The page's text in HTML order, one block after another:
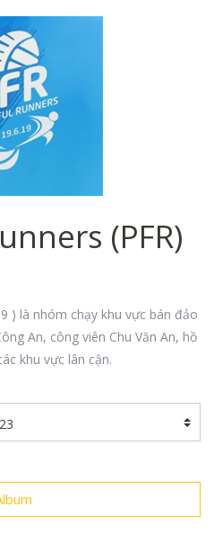
(PFR)
) là nhóm chạy khu vực bán đảo
An, công viên Chu Văn An, hồ
khu vực lân cận.